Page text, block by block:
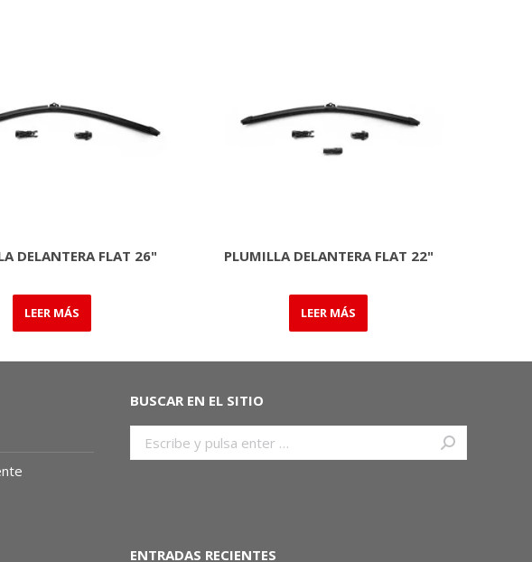
DELANTERA FLAT 26"
LEER MÁS
PLUMILLA DELANTERA FLAT 22"
LEER MÁS
BUSCAR EN EL SITIO
ENTRADAS RECIENTES